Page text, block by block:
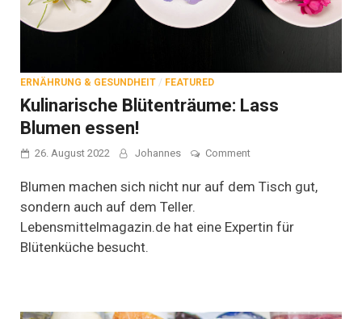
ERNÄHRUNG & GESUNDHEIT / FEATURED
Kulinarische Blütenträume: Lass
Blumen essen!
26. August 2022 Johannes Commenton
Blütenträume:
essen!
Blumen machen sich nicht nur auf dem Tisch gut,
sondern auch auf dem Teller.
Lebensmittelmagazin.de hat eine Expertin für
Blütenküche besucht.